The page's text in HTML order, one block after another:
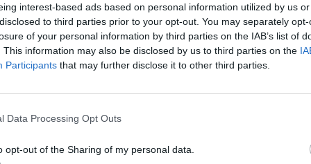
interest-based ads based on personal information utilized by us
to third parties prior to your opt-out. You may separately
of your personal information by third parties on the IAB’s list of
This information may also be disclosed by us to third parties on the
Participants that may further disclose it to other third parties.
Data Processing Opt Outs
opt-out of the Sharing of my personal data.
τα τρωκτικά και οι οποίοι μπορούν να μολύνουν
Παγκόσμιος Οργανισμός Υγείας εκτιμά ότι
περιστατικά παγκοσμίως κάθε χρόνο, με τη